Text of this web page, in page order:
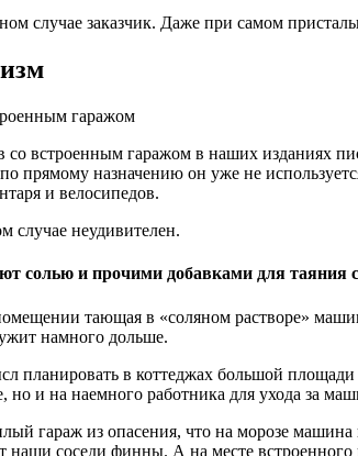
случае заказчик. Даже при самом
встроенным гаражом в наших изданиях
прямому назначению он уже не
и велосипедов.
случае неудивителен.
солью и прочими добавками для
тающая в «соляном растворе»
намного дольше.
планировать в коттеджах большой
но и на наемного работника для ухода за
гараж из опасения, что на морозе
наши соседи финны. А на месте